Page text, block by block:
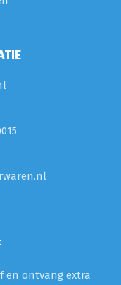
en ontvang extra